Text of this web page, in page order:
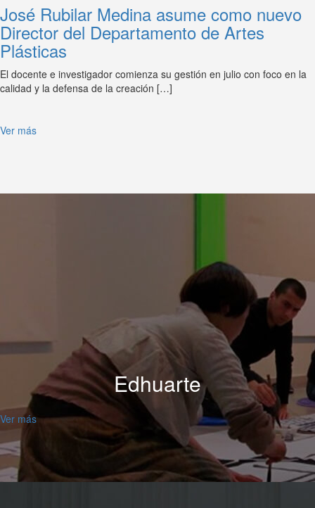
José Rubilar Medina asume como nuevo
Director del Departamento de Artes
Plásticas
El docente e investigador comienza su gestión en julio con foco en la
calidad y la defensa de la creación […]
Ver más
Edhuarte
Ver más